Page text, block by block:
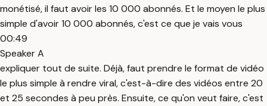
monétisé, il faut avoir les 10 000 abonnés. Et le moyen le plus
simple d'avoir 10 000 abonnés, c'est ce que je vais vous
00:49
Speaker A
expliquer tout de suite. Déjà, faut prendre le format de vidéo
le plus simple à rendre viral, c'est-à-dire des vidéos entre 20
et 25 secondes à peu près. Ensuite, ce qu'on veut faire, c'est